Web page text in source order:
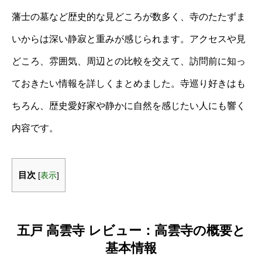
藩士の墓など歴史的な見どころが数多く、寺のたたずま
いからは深い静寂と重みが感じられます。アクセスや見
どころ、雰囲気、周辺との比較を交えて、訪問前に知っ
ておきたい情報を詳しくまとめました。寺巡り好きはも
ちろん、歴史愛好家や静かに自然を感じたい人にも響く
内容です。
目次 [表示]
五戸 高雲寺 レビュー：高雲寺の概要と
基本情報